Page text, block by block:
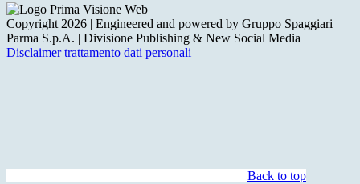
Copyright 2026 | Engineered and powered by Gruppo Spaggiari
Parma S.p.A. | Divisione Publishing & New Social Media
Disclaimer trattamento dati personali
Back to top